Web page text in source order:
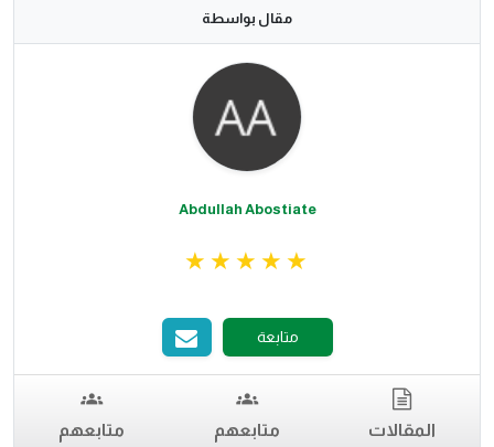
مقال بواسطة
Abdullah Abostiate
متابعة
المقالات متابعهم متابعهم